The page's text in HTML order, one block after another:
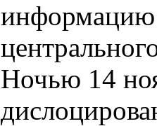
информацию
Ночью 14